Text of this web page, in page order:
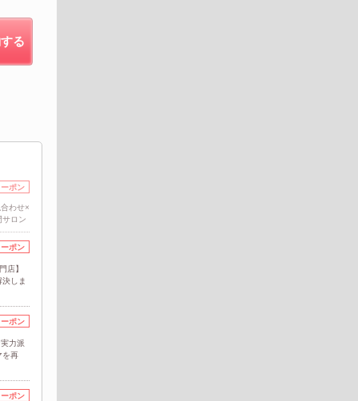
る
ポン
わせ×
サロン
ポン
店】
しま
ポン
力派
を再
ポン